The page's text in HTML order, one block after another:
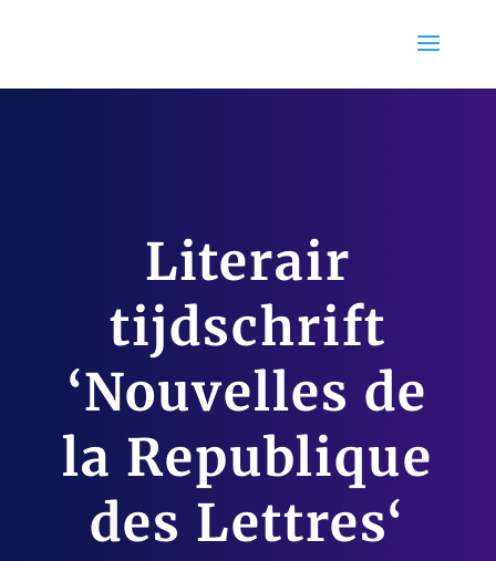
Literair
tijdschrift
‘Nouvelles de
la Republique
des Lettres‘